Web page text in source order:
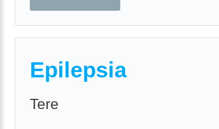
Epilepsia
Tere